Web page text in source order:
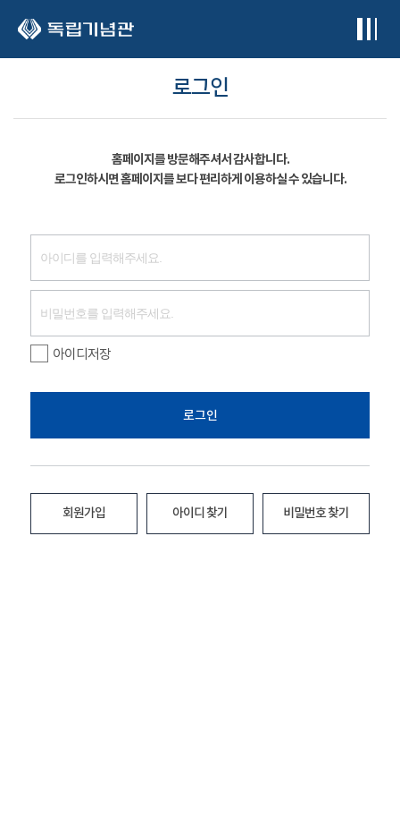
로그인
홈페이지를 방문해주셔서 감사합니다.
로그인하시면 홈페이지를 보다 편리하게 이용하실 수 있습니다.
아이디저장
로그인
회원가입 아이디 찾기 비밀번호 찾기